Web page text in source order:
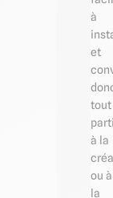
à
et
tout
à la
ou à
la